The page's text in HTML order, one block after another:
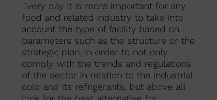
Every day it is more important for any
food and related industry to take into
account the type of facility based on
parameters such as the structure or the
strategic plan, in order to not only
comply with the trends and regulations
of the sector in relation to the industrial
cold and its refrigerants, but above all